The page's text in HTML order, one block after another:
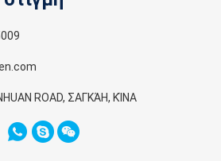
ROAD, ΣΑΓΚΆΗ, ΚΊΝΑ